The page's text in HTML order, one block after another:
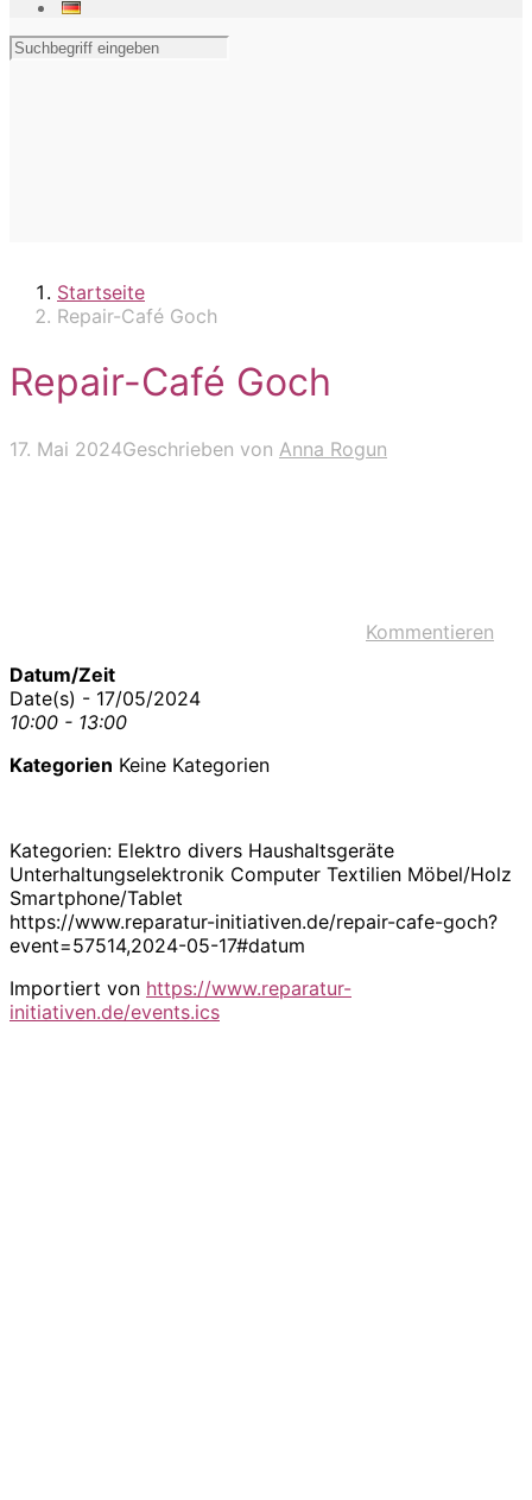
Startseite
Repair-Café Goch
Repair-Café Goch
17. Mai 2024Geschrieben von Anna Rogun
Kommentieren
Datum/Zeit
Date(s) - 17/05/2024
10:00 - 13:00
Kategorien Keine Kategorien
Kategorien: Elektro divers Haushaltsgeräte
Unterhaltungselektronik Computer Textilien Möbel/Holz
Smartphone/Tablet
https://www.reparatur-initiativen.de/repair-cafe-goch?
event=57514,2024-05-17#datum
Importiert von https://www.reparatur-
initiativen.de/events.ics